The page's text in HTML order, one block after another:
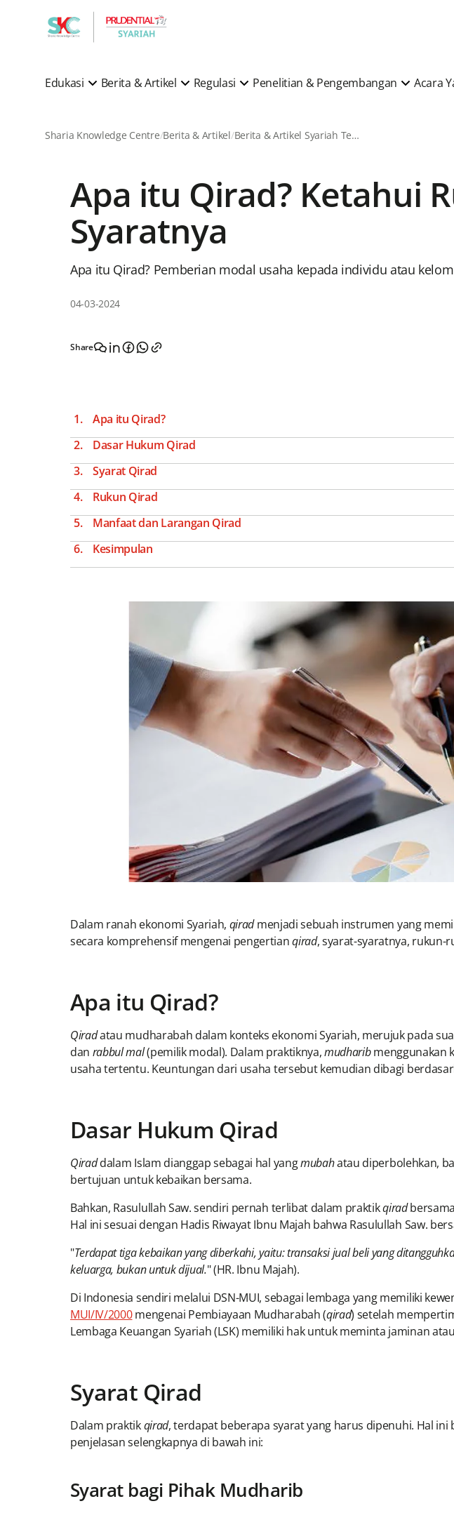
Edukasi Berita & Artikel Regulasi Penelitian & Pengembangan Acara
Sharia Knowledge Centre Berita & Artikel Berita & Artikel Syariah Terkini
Apa itu Qirad? Ketahui
Syaratnya
Apa itu Qirad? Pemberian modal usaha kepada individu atau
04-03-2024
Share
Apa itu Qirad?
Dasar Hukum Qirad
Syarat Qirad
Rukun Qirad
Manfaat dan Larangan Qirad
Kesimpulan
Dalam ranah ekonomi Syariah, qiradmenjadi sebuah instrumen yang
secara komprehensif mengenai pengertianqirad, syarat-syaratnya, rukun-
Apa itu Qirad?
Qiradatau mudharabah dalam konteks ekonomi Syariah, merujuk pada
dan rabbul mal(pemilik modal). Dalam praktiknya,mudharibmenggunakan
usaha tertentu. Keuntungan dari usaha tersebut kemudian dibagi
Dasar Hukum Qirad
Qiraddalam Islam dianggap sebagai hal yangmubahatau diperbolehkan,
bertujuan untuk kebaikan bersama.
Bahkan, Rasulullah Saw. sendiri pernah terlibat dalam praktikqirad
Hal ini sesuai dengan Hadis Riwayat Ibnu Majah bahwa Rasulullah Saw.
"Terdapat tiga kebaikan yang diberkahi, yaitu: transaksi jual beli yang
keluarga, bukan untuk dijual." (HR. Ibnu Majah).
Di Indonesia sendiri melalui DSN-MUI, sebagai lembaga yang memiliki
MUI/IV/2000mengenai Pembiayaan Mudharabah (qirad) setelah
Lembaga Keuangan Syariah (LSK) memiliki hak untuk meminta jaminan
Syarat Qirad
Dalam praktikqirad, terdapat beberapa syarat yang harus dipenuhi. Hal ini
penjelasan selengkapnya di bawah ini:
Syarat bagi Pihak Mudharib